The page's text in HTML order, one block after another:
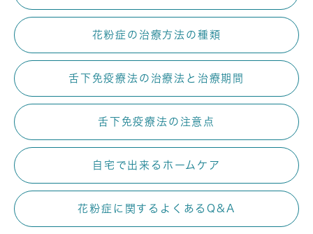
花粉症の治療⽅法の種類
⾆下免疫療法の治療法と治療期間
⾆下免疫療法の注意点
⾃宅で出来るホームケア
花粉症に関するよくあるQ&A